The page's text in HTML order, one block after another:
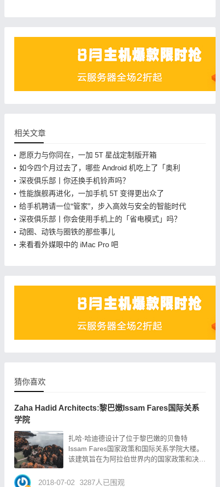
相关文章
愿原力与你同在，一加 5T 星战定制版开箱
如今四个月过去了，哪些 Android 机吃上了「奥利
奥」？
深夜俱乐部丨你还换手机铃声吗？
性能旗舰再进化，一加手机 5T 变得更出众了
给手机聘请一位“管家”，步入高效与安全的智能时代
深夜俱乐部丨你会使用手机上的「省电模式」吗？
动圈、动铁与圈铁的那些事儿
来看看外媒眼中的 iMac Pro 吧
猜你喜欢
Zaha Hadid Architects:黎巴嫩Issam Fares国际关系
学院
扎哈·哈迪德设计了位于黎巴嫩的贝鲁特
Issam Fares国家政策和国际关系学院大楼。
该建筑旨在为阿拉伯世界内的国家政策和决策
变化等焦点问题。建筑具有头重脚轻结构，选
2018-07-02 3287人已围观